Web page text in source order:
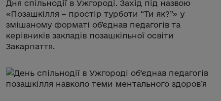
Дня спільнодії в Ужгороді. Захід під назвою
«Позашкілля – простір турботи “Ти як?”» у
змішаному форматі обʼєднав педагогів та
керівників закладів позашкільної освіти
Закарпаття.